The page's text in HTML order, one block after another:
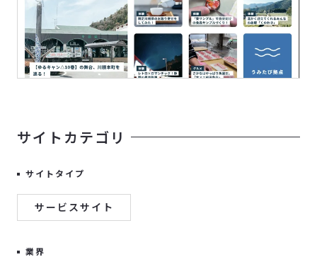
サイトカテゴリ
サイトタイプ
サービスサイト
業界